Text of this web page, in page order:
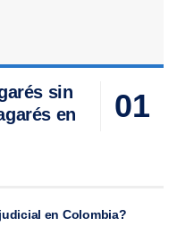
sin
en
en Colombia?